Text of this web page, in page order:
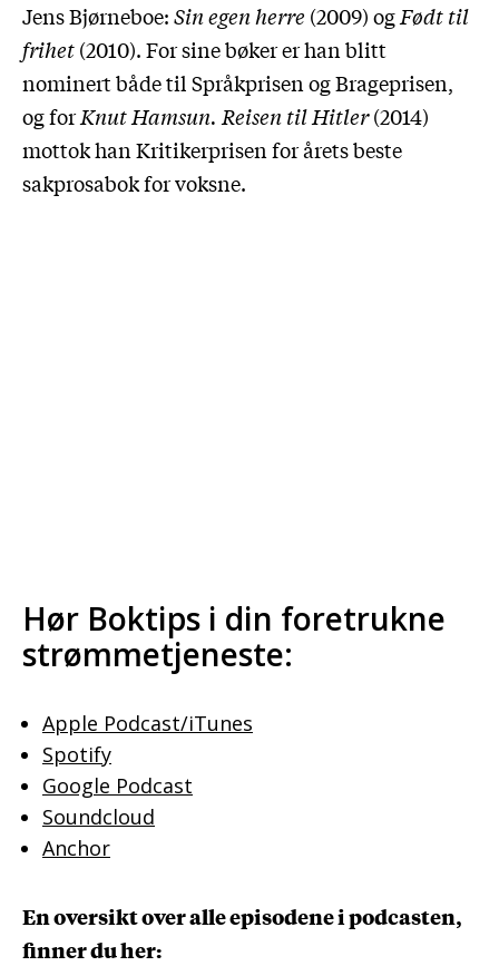
Jens Bjørneboe:Sin egen herre (2009) ogFødt til
frihet(2010). For sine bøker er han blitt
nominert både til Språkprisen og Brageprisen,
og forKnut Hamsun. Reisen til Hitler(2014)
mottok han Kritikerprisen for årets beste
sakprosabok for voksne.
Hør Boktips i din foretrukne
strømmetjeneste:
Apple Podcast/iTunes
Spotify
Google Podcast
Soundcloud
Anchor
En oversikt over alle episodene i podcasten,
finner du her: